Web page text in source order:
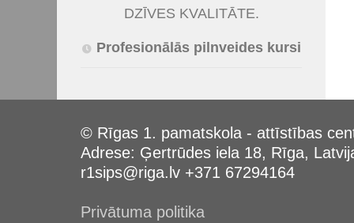
DZĪVES KVALITĀTE.
Profesionālās pilnveides kursi
© Rīgas 1. pamatskola - attīstības
Adrese: Ģertrūdes iela 18, Rīga,
r1sips@riga.lv +371 67294164
Privātuma politika